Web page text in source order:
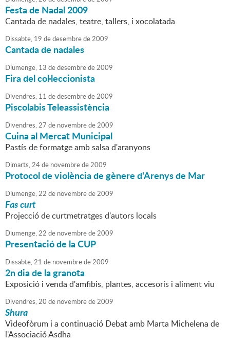
Festa de Nadal 2009
Cantada de nadales, teatre, tallers, i xocolatada
Dissabte, 19 dedesembrede2009
Cantada de nadales
Diumenge, 13 dedesembrede2009
Fira del col·leccionista
Divendres, 11 dedesembrede2009
Piscolabis Teleassistència
Divendres,27 de novembrede2009
Cuina al Mercat Municipal
Pastís de formatge amb salsa d'aranyons
Dimarts,24de novembrede2009
Protocol de violència de gènere d'Arenys de Mar
Diumenge,22 de novembrede2009
Fas curt
Projecció de curtmetratges d'autors locals
Diumenge,22 de novembrede2009
Presentació de la CUP
Dissabte,21 de novembrede2009
2n dia de la granota
Exposició i venda d'amfibis, plantes, accesoris i aliment viu
Divendres,20 de novembrede2009
Shura
Videofòrum i a continuació Debat amb Marta Michelena de
l'Associació Asdha